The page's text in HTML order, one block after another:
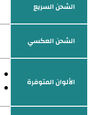
الشحن السريع
الشحن العكسي
الألوان المتوفرة